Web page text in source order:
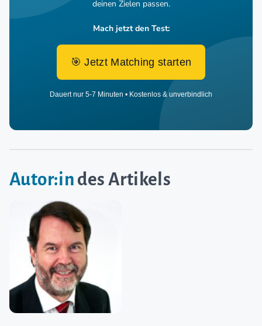
deinen Zielen passen.
Mach jetzt den Test:
🎯 Jetzt Matching starten
Dauert nur 5-7 Minuten • Kostenlos & unverbindlich
Autor:in des Artikels